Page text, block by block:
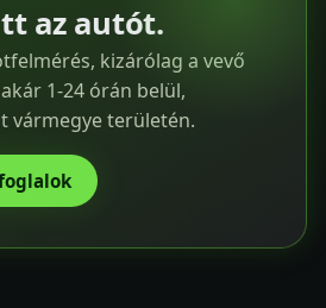
az autót.
kizárólag a vevő
1-24 órán belül,
vármegye területén.